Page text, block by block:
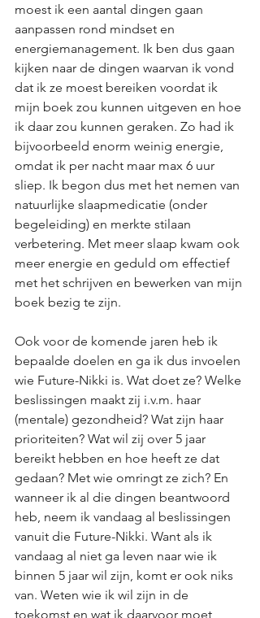
moest ik een aantal dingen gaan
aanpassen rond mindset en
energiemanagement. Ik ben dus gaan
kijken naar de dingen waarvan ik vond
dat ik ze moest bereiken voordat ik
mijn boek zou kunnen uitgeven en hoe
ik daar zou kunnen geraken. Zo had ik
bijvoorbeeld enorm weinig energie,
omdat ik per nacht maar max 6 uur
sliep. Ik begon dus met het nemen van
natuurlijke slaapmedicatie (onder
begeleiding) en merkte stilaan
verbetering. Met meer slaap kwam ook
meer energie en geduld om effectief
met het schrijven en bewerken van mijn
boek bezig te zijn.
Ook voor de komende jaren heb ik
bepaalde doelen en ga ik dus invoelen
wie Future-Nikki is. Wat doet ze? Welke
beslissingen maakt zij i.v.m. haar
(mentale) gezondheid? Wat zijn haar
prioriteiten? Wat wil zij over 5 jaar
bereikt hebben en hoe heeft ze dat
gedaan? Met wie omringt ze zich? En
wanneer ik al die dingen beantwoord
heb, neem ik vandaag al beslissingen
vanuit die Future-Nikki. Want als ik
vandaag al niet ga leven naar wie ik
binnen 5 jaar wil zijn, komt er ook niks
van. Weten wie ik wil zijn in de
toekomst en wat ik daarvoor moet